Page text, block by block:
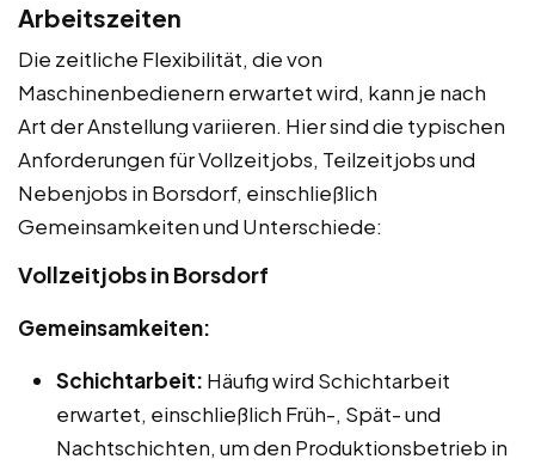
Arbeitszeiten
Die zeitliche Flexibilität, die von
Maschinenbedienern erwartet wird, kann je nach
Art der Anstellung variieren. Hier sind die typischen
Anforderungen für Vollzeitjobs, Teilzeitjobs und
Nebenjobs in Borsdorf, einschließlich
Gemeinsamkeiten und Unterschiede:
Vollzeitjobs in Borsdorf
Gemeinsamkeiten:
Schichtarbeit: Häufig wird Schichtarbeit
erwartet, einschließlich Früh-, Spät- und
Nachtschichten, um den Produktionsbetrieb in